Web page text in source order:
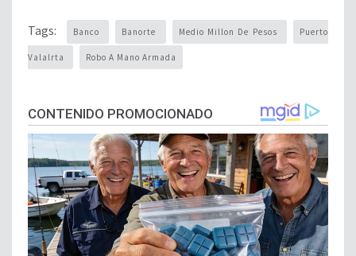
Tags: Banco Banorte Medio Millon De Pesos Puerto
Valalrta Robo A Mano Armada
CONTENIDO PROMOCIONADO